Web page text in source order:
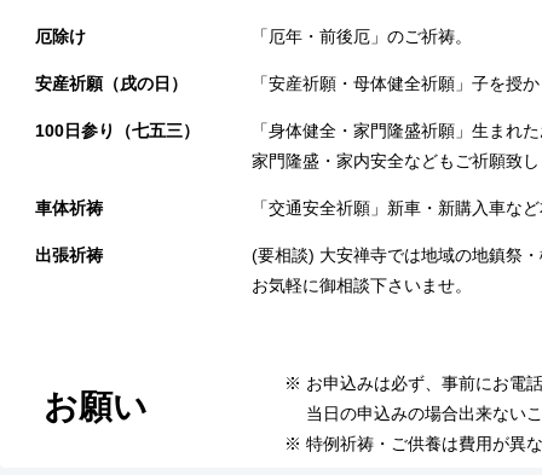
厄除け 「厄年・前後厄」のご祈祷。
安産祈願（戌の日） 「安産祈願・母体健全祈願」子を授
100日参り（七五三）
「身体健全・家門隆盛祈願」生まれ
家門隆盛・家内安全などもご祈願致
車体祈祷 「交通安全祈願」新車・新購入車な
出張祈祷
(要相談) 大安禅寺では地域の地鎮祭
お気軽に御相談下さいませ。
お願い
※ お申込みは必ず、事前にお電
当日の申込みの場合出来ない
※ 特例祈祷・ご供養は費用が異